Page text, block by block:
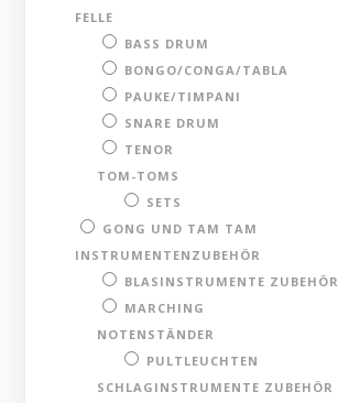
FELLE
BASS DRUM
BONGO/CONGA/TABLA
PAUKE/TIMPANI
SNARE DRUM
TENOR
TOM-TOMS
SETS
GONG UND TAM TAM
INSTRUMENTENZUBEHÖR
BLASINSTRUMENTE ZUBEHÖR
MARCHING
NOTENSTÄNDER
PULTLEUCHTEN
SCHLAGINSTRUMENTE ZUBEHÖR